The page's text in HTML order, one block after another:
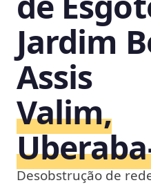
Jardim
Assis
Valim,
Desobstrução de